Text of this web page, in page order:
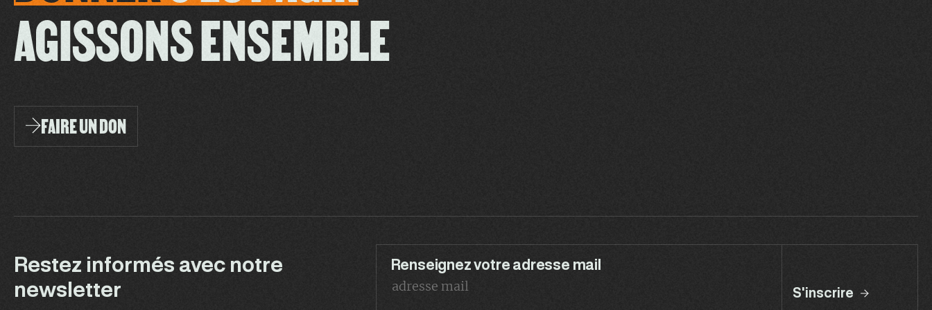
AGISSONS ENSEMBLE
FAIRE UN DON
Restez informés avec notre
newsletter
Renseignez votre adresse mail
S'inscrire